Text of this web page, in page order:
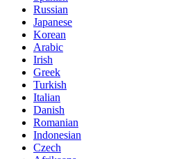
Russian
Japanese
Korean
Arabic
Irish
Greek
Turkish
Italian
Danish
Romanian
Indonesian
Czech